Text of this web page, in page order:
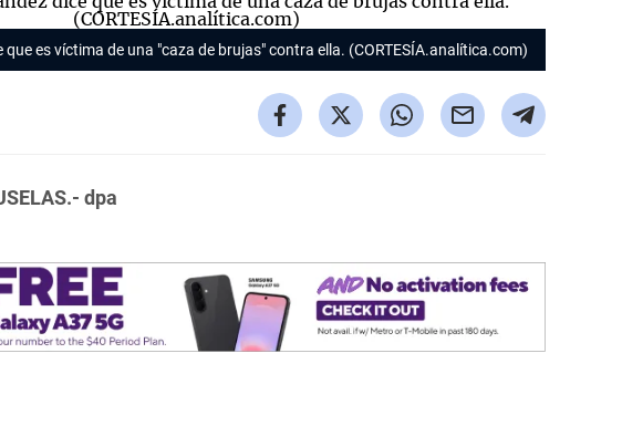
es víctima de una "caza de brujas" contra ella. (CORTESÍA.analítica.com)
dpa